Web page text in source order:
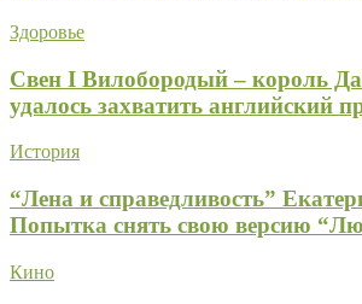
Здоровье
Свен I Вилобородый – король
удалось захватить английский
История
“Лена и справедливость”
Попытка снять свою версию
Кино